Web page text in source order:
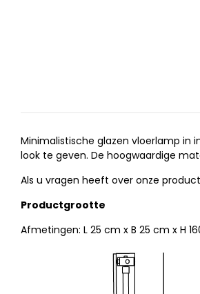
Minimalistische glazen vloerlamp in
look te geven. De hoogwaardige
Als u vragen heeft over onze
Productgrootte
Afmetingen: L 25 cm x B 25 cm x H